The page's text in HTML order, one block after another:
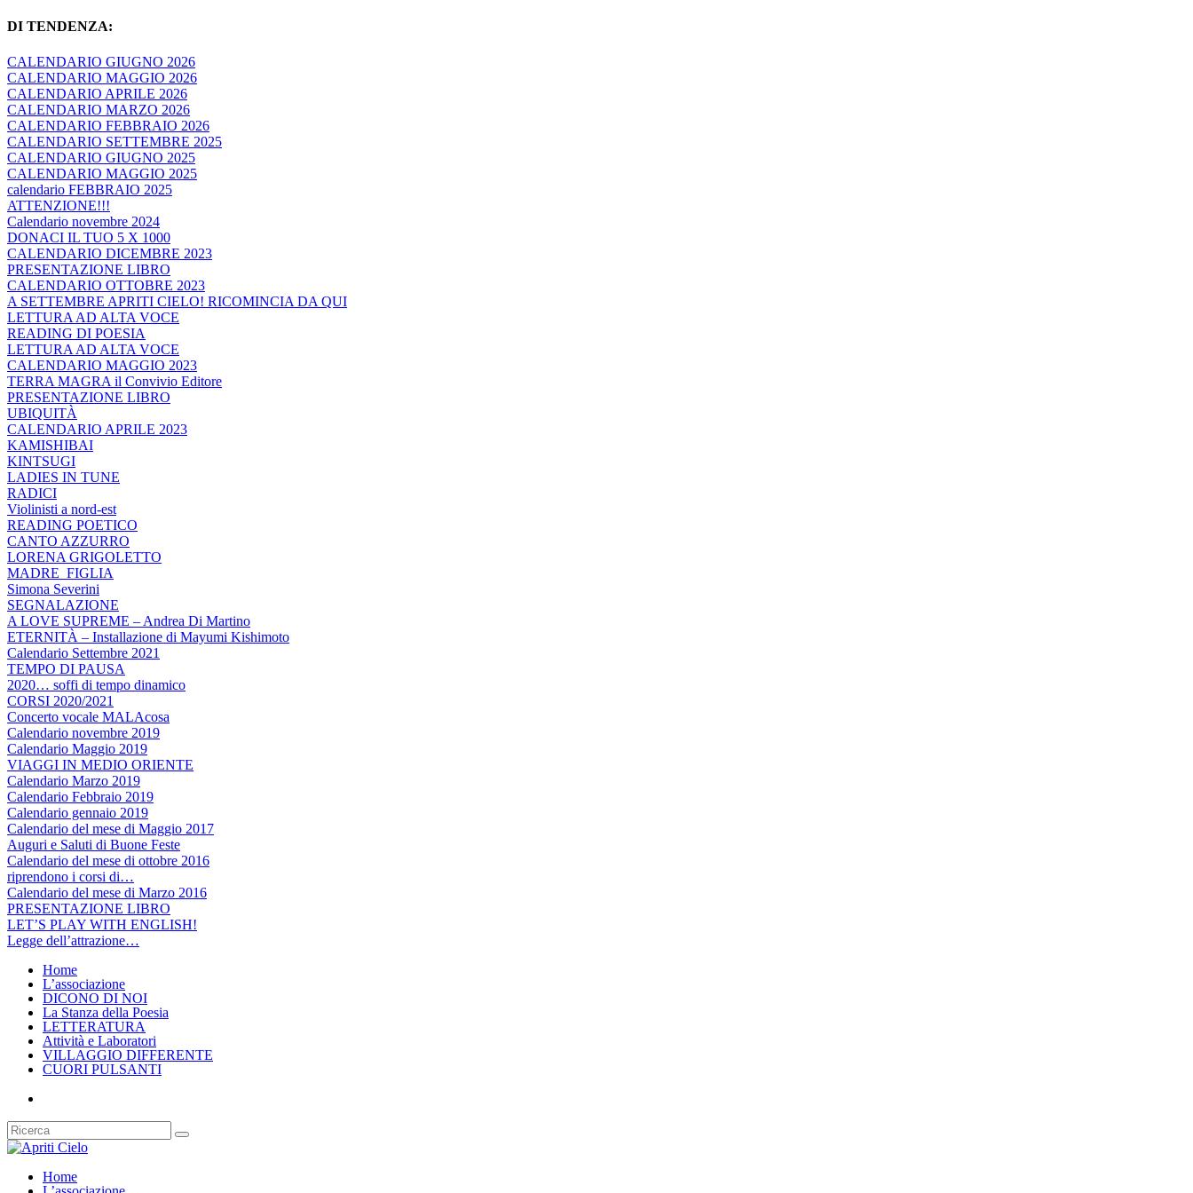
DI TENDENZA:
CALENDARIO GIUGNO 2026
CALENDARIO MAGGIO 2026
CALENDARIO APRILE 2026
CALENDARIO MARZO 2026
CALENDARIO FEBBRAIO 2026
CALENDARIO SETTEMBRE 2025
CALENDARIO GIUGNO 2025
CALENDARIO MAGGIO 2025
calendario FEBBRAIO 2025
ATTENZIONE!!!
Calendario novembre 2024
DONACI IL TUO 5 X 1000
CALENDARIO DICEMBRE 2023
PRESENTAZIONE LIBRO
CALENDARIO OTTOBRE 2023
A SETTEMBRE APRITI CIELO! RICOMINCIA DA QUI
LETTURA AD ALTA VOCE
READING DI POESIA
LETTURA AD ALTA VOCE
CALENDARIO MAGGIO 2023
TERRA MAGRA il Convivio Editore
PRESENTAZIONE LIBRO
UBIQUITÀ
CALENDARIO APRILE 2023
KAMISHIBAI
KINTSUGI
LADIES IN TUNE
RADICI
Violinisti a nord-est
READING POETICO
CANTO AZZURRO
LORENA GRIGOLETTO
MADRE_FIGLIA
Simona Severini
SEGNALAZIONE
A LOVE SUPREME – Andrea Di Martino
ETERNITÀ – Installazione di Mayumi Kishimoto
Calendario Settembre 2021
TEMPO DI PAUSA
2020… soffi di tempo dinamico
CORSI 2020/2021
Concerto vocale MALAcosa
Calendario novembre 2019
Calendario Maggio 2019
VIAGGI IN MEDIO ORIENTE
Calendario Marzo 2019
Calendario Febbraio 2019
Calendario gennaio 2019
Calendario del mese di Maggio 2017
Auguri e Saluti di Buone Feste
Calendario del mese di ottobre 2016
riprendono i corsi di…
Calendario del mese di Marzo 2016
PRESENTAZIONE LIBRO
LET’S PLAY WITH ENGLISH!
Legge dell’attrazione…
Home
L’associazione
DICONO DI NOI
La Stanza della Poesia
LETTERATURA
Attività e Laboratori
VILLAGGIO DIFFERENTE
CUORI PULSANTI
Home